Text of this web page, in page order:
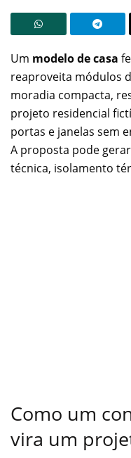
Um modelo de casa
reaproveita módulos
moradia compacta,
projeto residencial
portas e janelas sem
A proposta pode
técnica, isolamento
Como um
vira um